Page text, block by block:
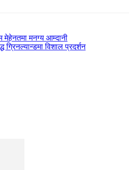
मनग्य आम्दानी
ग्रिनल्यान्डमा विशाल प्रदर्शन